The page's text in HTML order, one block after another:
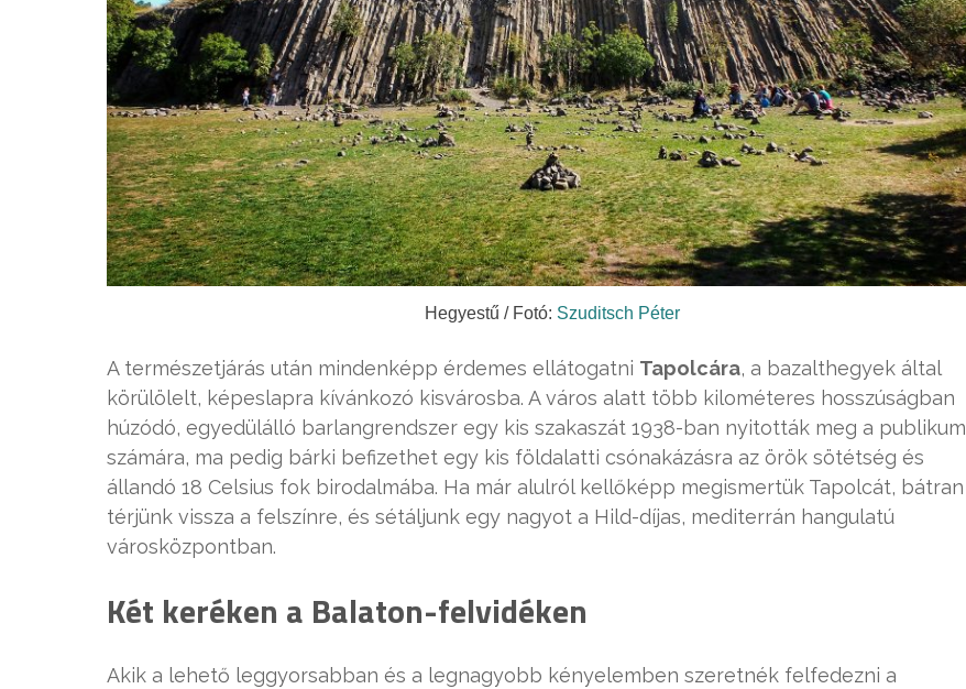
Hegyestű / Fotó: Szuditsch Péter
A természetjárás után mindenképp érdemes ellátogatni Tapolcára, a bazalthegyek által
körülölelt, képeslapra kívánkozó kisvárosba. A város alatt több kilométeres hosszúságban
húzódó, egyedülálló barlangrendszer egy kis szakaszát 1938-ban nyitották meg a publikum
számára, ma pedig bárki befizethet egy kis földalatti csónakázásra az örök sötétség és
állandó 18 Celsius fok birodalmába. Ha már alulról kellőképp megismertük Tapolcát, bátran
térjünk vissza a felszínre, és sétáljunk egy nagyot a Hild-díjas, mediterrán hangulatú
városközpontban.
Két keréken a Balaton-felvidéken
Akik a lehető leggyorsabban és a legnagyobb kényelemben szeretnék felfedezni a